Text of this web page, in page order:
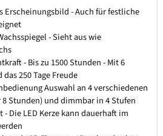
Erscheinungsbild - Auch für festliche
- Sieht aus wie
- Bis zu 1500 Stunden - Mit 6
250 Tage Freude
Auswahl an 4 verschiedenen
8 Stunden) und dimmbar in 4 Stufen
- Die LED Kerze kann dauerhaft im